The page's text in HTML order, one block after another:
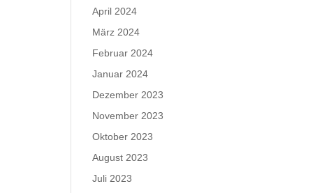
April 2024
März 2024
Februar 2024
Januar 2024
Dezember 2023
November 2023
Oktober 2023
August 2023
Juli 2023